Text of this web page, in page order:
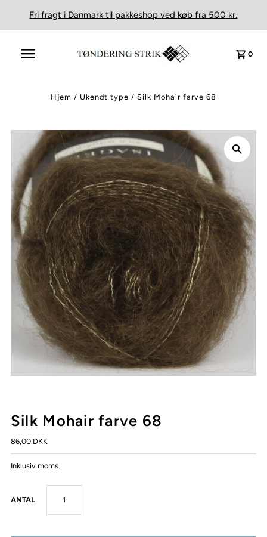
Fri fragt i Danmark til pakkeshop ved køb fra 500 kr.
0
Hjem / Ukendt type / Silk Mohair farve 68
Silk Mohair farve 68
86,00 DKK
Inklusiv moms.
ANTAL